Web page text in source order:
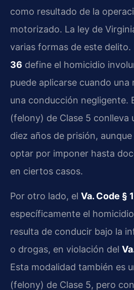
como resultado de la
motorizado. La ley de
varias formas de este delito.
36 define el homicidio
puede aplicarse cuando una
una conducción negligente.
(felony) de Clase 5 conlleva
diez años de prisión,
optar por imponer hasta
en ciertos casos.
Por otro lado, el Va. Code §
específicamente el
resulta de conducir bajo la
o drogas, en violación del
Esta modalidad también es
(felony) de Clase 5, pero